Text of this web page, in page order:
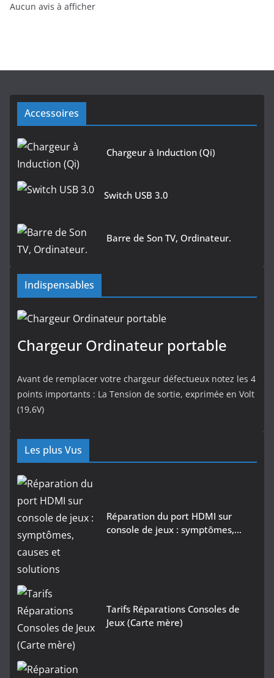
Aucun avis à afficher
Accessoires
Chargeur à Induction (Qi)
Switch USB 3.0
Barre de Son TV, Ordinateur.
Indispensables
Chargeur Ordinateur portable
Avant de remplacer votre chargeur défectueux notez les 4
points importants : La Tension de sortie, exprimée en Volt
(19,6V)
Les plus Vus
Réparation du port HDMI sur
console de jeux : symptômes,…
Tarifs Réparations Consoles de
Jeux (Carte mère)